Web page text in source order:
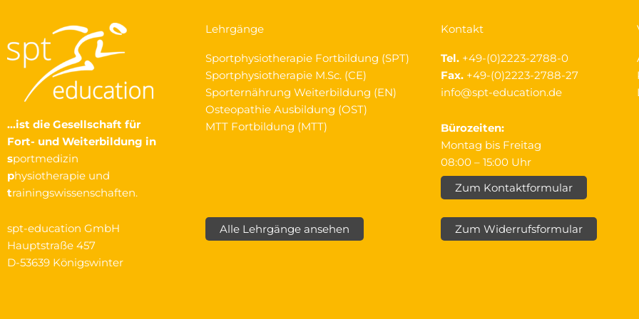
…ist die Gesellschaft für
Fort- und Weiterbildung in
sportmedizin
physiotherapie und
trainingswissenschaften.
spt-education GmbH
Hauptstraße 457
D-53639 Königswinter
Lehrgänge
Sportphysiotherapie Fortbildung (SPT)
Sportphysiotherapie M.Sc. (CE)
Sporternährung Weiterbildung (EN)
Osteopathie Ausbildung (OST)
MTT Fortbildung (MTT)
Alle Lehrgänge ansehen
Kontakt
Tel. +49-(0)2223-2788-0
Fax. +49-(0)2223-2788-27
info@spt-education.de
Bürozeiten:
Montag bis Freitag
08:00 – 15:00 Uhr
Zum Kontaktformular
Zum Widerrufsformular